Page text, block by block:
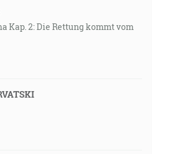
Kap. 2: Die Rettung kommt vom